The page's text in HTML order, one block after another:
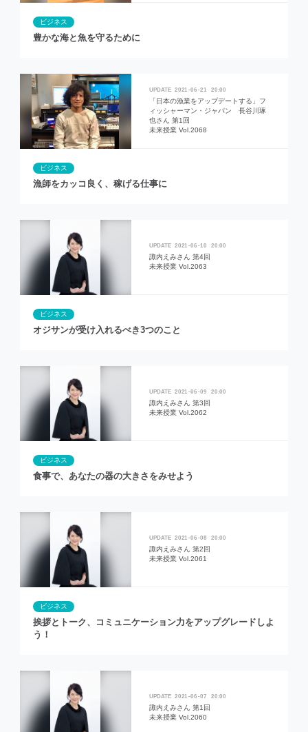
ビジネス
豊かな海と魚を守るために
2021 06 21 20:00
「日本の漁業をアップデートする」フ
ィッシャーマン・ジャパン 長谷川琢
也さん 第1回
未来授業 Vol.2068
ビジネス
漁師をカッコ良く、稼げる仕事に
2021 06 10 20:00
諏内えみさん 第4回
未来授業 Vol.2063
ビジネス
オジサンが受け入れるべき3つのこと
2021 06 09 20:00
諏内えみさん 第3回
未来授業 Vol.2062
ビジネス
食事で、あなたの器の大きさをみせよう
2021 06 08 20:00
諏内えみさん 第2回
未来授業 Vol.2061
ビジネス
挨拶とトーク、コミュニケーション力をアップグレードしよ
う！
2021 06 07 20:00
諏内えみさん 第1回
未来授業 Vol.2060